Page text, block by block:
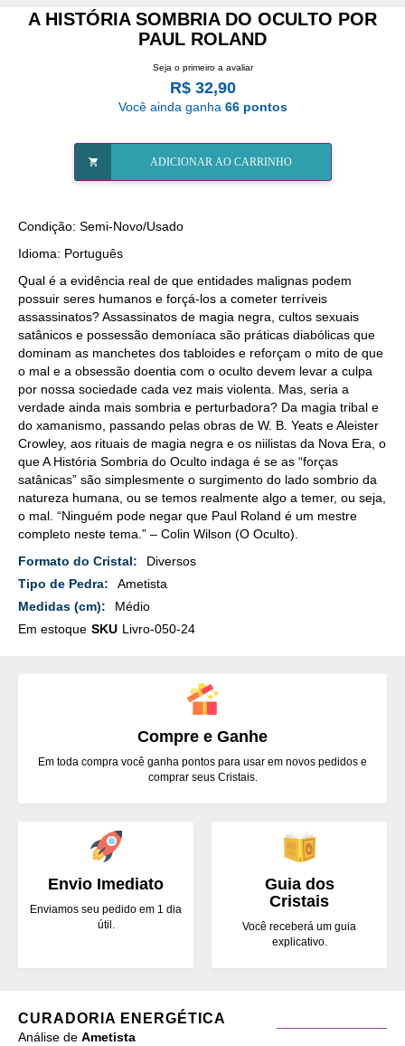
A HISTÓRIA SOMBRIA DO OCULTO POR
PAUL ROLAND
Seja o primeiro a avaliar
R$ 32,90
Você ainda ganha 66 pontos
ADICIONAR AO CARRINHO
Condição: Semi-Novo/Usado
Idioma: Português
Qual é a evidência real de que entidades malignas podem
possuir seres humanos e forçá-los a cometer terríveis
assassinatos? Assassinatos de magia negra, cultos sexuais
satânicos e possessão demoníaca são práticas diabólicas que
dominam as manchetes dos tabloides e reforçam o mito de que
o mal e a obsessão doentia com o oculto devem levar a culpa
por nossa sociedade cada vez mais violenta. Mas, seria a
verdade ainda mais sombria e perturbadora? Da magia tribal e
do xamanismo, passando pelas obras de W. B. Yeats e Aleister
Crowley, aos rituais de magia negra e os niilistas da Nova Era, o
que A História Sombria do Oculto indaga é se as “forças
satânicas” são simplesmente o surgimento do lado sombrio da
natureza humana, ou se temos realmente algo a temer, ou seja,
o mal. “Ninguém pode negar que Paul Roland é um mestre
completo neste tema.” – Colin Wilson (O Oculto).
Mais
Detalhes
Diversos
Ametista
Médio
Em estoque SKU Livro-050-24
Envio Imediato
Enviamos seu pedido em 1 dia
útil.
Compre e Ganhe
Em toda compra você ganha pontos para usar em novos pedidos e
comprar seus Cristais.
Guia dos
Cristais
Você receberá um guia
explicativo.
CURADORIA ENERGÉTICA
Análise de Ametista